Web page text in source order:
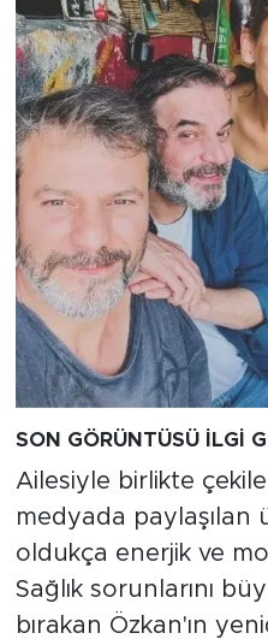
SON GÖRÜNTÜSÜ İLGİ
Ailesiyle birlikte
medyada
oldukça enerjik ve
Sağlık sorunlarını
bırakan Özkan'ın